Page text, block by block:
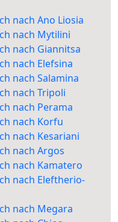
nach Ano Liosia
nach Mytilini
nach Giannitsa
nach Elefsina
nach Salamina
nach Tripoli
nach Perama
nach Korfu
nach Kesariani
nach Argos
nach Kamatero
nach Eleftherio-
nach Megara